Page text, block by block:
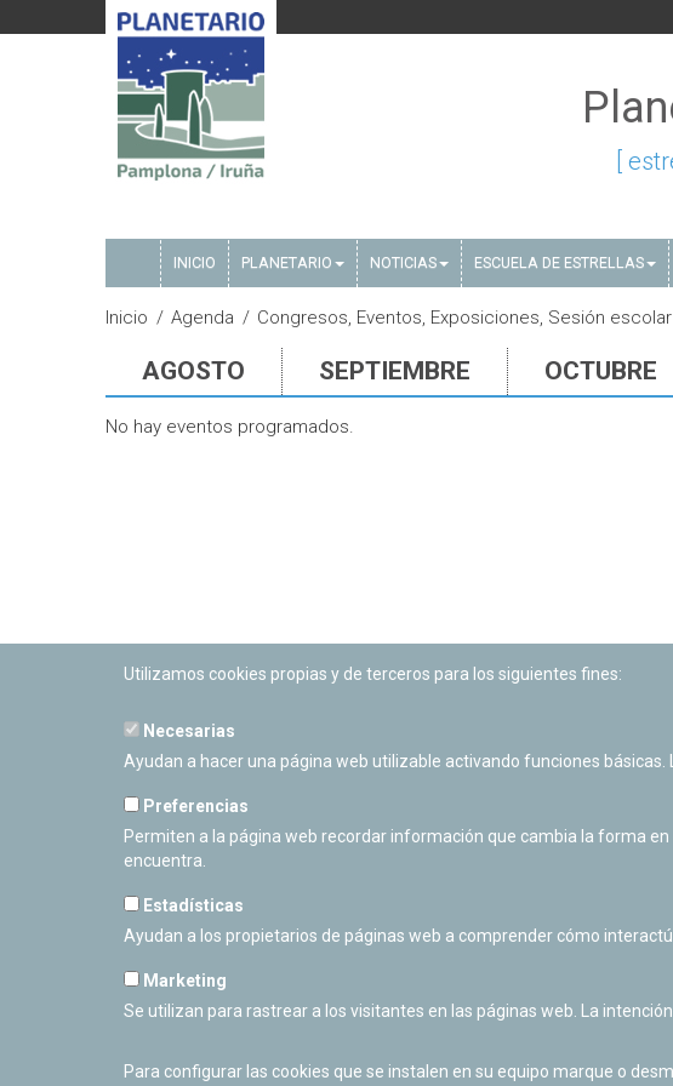
[
INICIO PLANETARIO NOTICIAS ESCUELA DE ESTRELLAS
Inicio Agenda Congresos, Eventos, Exposiciones, Sesión escolar
AGOSTO SEPTIEMBRE OCTUBRE
No hay eventos programados.
PLANETARIO DE PAMPLONA
Calle Sancho RamÃ­rez, s/n
Cerrado Temporalmente
Utilizamos cookies propias y de terceros para los siguientes fines:
Necesarias
Ayudan a hacer una página web utilizable activando funciones
Preferencias
Permiten a la página web recordar información que cambia la forma
encuentra.
Estadísticas
Ayudan a los propietarios de páginas web a comprender cómo
Marketing
Se utilizan para rastrear a los visitantes en las páginas web. La
Para configurar las cookies que se instalen en su equipo marque o